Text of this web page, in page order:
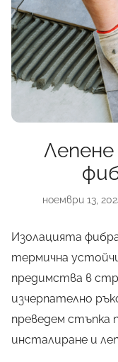
Лепене
ноември 13,
Изолацията
термична
предимства в
изчерпателно
преведем стъпка
инсталиране и